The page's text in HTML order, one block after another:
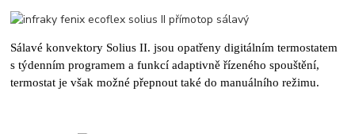
Sálavé konvektory Solius II. jsou opatřeny digitálním termostatem
s týdenním programem a funkcí adaptivně řízeného spouštění,
termostat je však možné přepnout také do manuálního režimu.